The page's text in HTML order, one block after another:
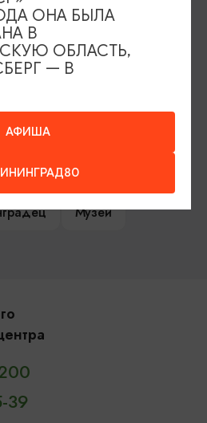
книга
Музеи
39
АФИША
ОНА БЫЛА
В
ОБЛАСТЬ,
— В